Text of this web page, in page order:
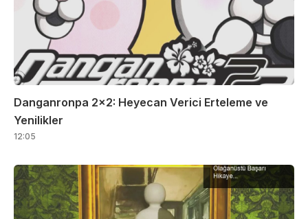
Danganronpa 2×2: Heyecan Verici Erteleme ve
Yenilikler
12:05